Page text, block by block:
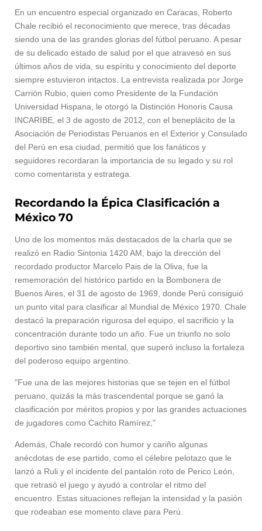
En un encuentro especial organizado en Caracas, Roberto
Chale recibió el reconocimiento que merece, tras décadas
siendo una de las grandes glorias del fútbol peruano. A pesar
de su delicado estado de salud por el que atravesó en sus
últimos años de vida, su espíritu y conocimiento del deporte
siempre estuvieron intactos. La entrevista realizada por Jorge
Carrión Rubio, quien como Presidente de la Fundación
Universidad Hispana, le otorgó la Distinción Honoris Causa
INCARIBE, el 3 de agosto de 2012, con el beneplácito de la
Asociación de Periodistas Peruanos en el Exterior y Consulado
del Perú en esa ciudad, permitió que los fanáticos y
seguidores recordaran la importancia de su legado y su rol
como comentarista y estratega.
Recordando la Épica Clasificación a
México 70
Uno de los momentos más destacados de la charla que se
realizó en Radio Sintonia 1420 AM, bajo la dirección del
recordado productor Marcelo Pais de la Oliva, fue la
rememoración del histórico partido en la Bombonera de
Buenos Aires, el 31 de agosto de 1969, donde Perú consiguió
un punto vital para clasificar al Mundial de México 1970. Chale
destacó la preparación rigurosa del equipo, el sacrificio y la
concentración durante todo un año. Fue un triunfo no solo
deportivo sino también mental, que superó incluso la fortaleza
del poderoso equipo argentino.
"Fue una de las mejores historias que se tejen en el fútbol
peruano, quizás la más trascendental porque se ganó la
clasificación por méritos propios y por las grandes actuaciones
de jugadores como Cachito Ramírez,"
Además, Chale recordó con humor y cariño algunas
anécdotas de ese partido, como el célebre pelotazo que le
lanzó a Ruli y el incidente del pantalón roto de Perico León,
que retrasó el juego y ayudó a controlar el ritmo del
encuentro. Estas situaciones reflejan la intensidad y la pasión
que rodeaban ese momento clave para Perú.